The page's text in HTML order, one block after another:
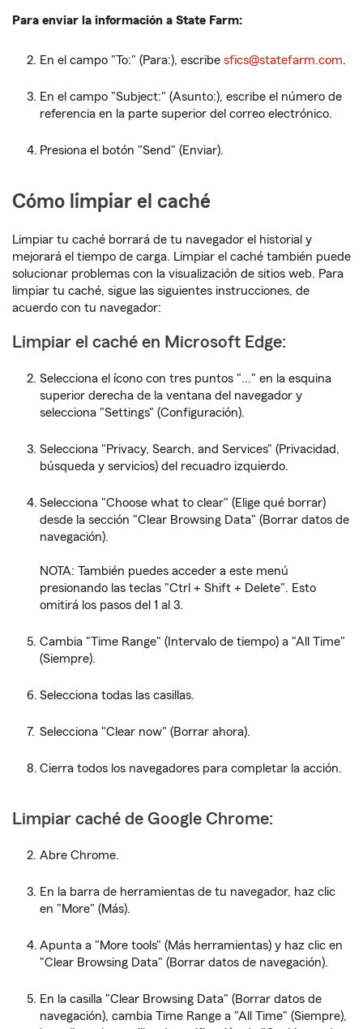
Para enviar la información a State Farm:
En el campo "To:" (Para:), escribe sfics@statefarm.com.
En el campo "Subject:" (Asunto:), escribe el número de
referencia en la parte superior del correo electrónico.
Presiona el botón "Send" (Enviar).
Cómo limpiar el caché
Limpiar tu caché borrará de tu navegador el historial y
mejorará el tiempo de carga. Limpiar el caché también puede
solucionar problemas con la visualización de sitios web. Para
limpiar tu caché, sigue las siguientes instrucciones, de
acuerdo con tu navegador:
Limpiar el caché en Microsoft Edge:
Selecciona el ícono con tres puntos "..." en la esquina
superior derecha de la ventana del navegador y
selecciona "Settings" (Configuración).
Selecciona "Privacy, Search, and Services" (Privacidad,
búsqueda y servicios) del recuadro izquierdo.
Selecciona "Choose what to clear" (Elige qué borrar)
desde la sección "Clear Browsing Data" (Borrar datos de
navegación).
NOTA: También puedes acceder a este menú
presionando las teclas "Ctrl + Shift + Delete". Esto
omitirá los pasos del 1 al 3.
Cambia "Time Range" (Intervalo de tiempo) a "All Time"
(Siempre).
Selecciona todas las casillas.
Selecciona "Clear now" (Borrar ahora).
Cierra todos los navegadores para completar la acción.
Limpiar caché de Google Chrome:
Abre Chrome.
En la barra de herramientas de tu navegador, haz clic
en "More" (Más).
Apunta a "More tools" (Más herramientas) y haz clic en
"Clear Browsing Data" (Borrar datos de navegación).
En la casilla "Clear Browsing Data" (Borrar datos de
navegación), cambia Time Range a "All Time" (Siempre),